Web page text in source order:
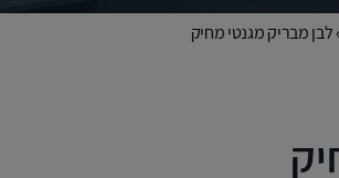
לבן מבריק מגנטי מחיק